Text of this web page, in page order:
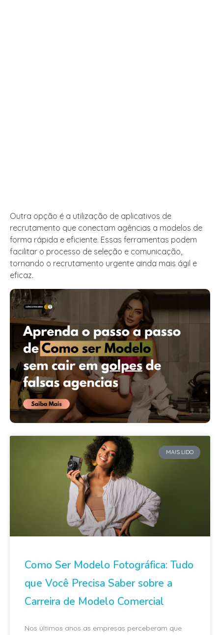
Outra opção é a utilização de aplicativos de
recrutamento que conectam agências a modelos de
forma rápida e eficiente. Essas ferramentas podem
facilitar o processo de seleção e comunicação,
tornando o recrutamento urgente ainda mais ágil e
eficaz.
MAIS LIDO
Como Ser Modelo Fotográfica: Tudo
que Você Precisa Saber sobre a
Carreira de Modelo Comercial
Nos últimos anos as empresas perceberam que